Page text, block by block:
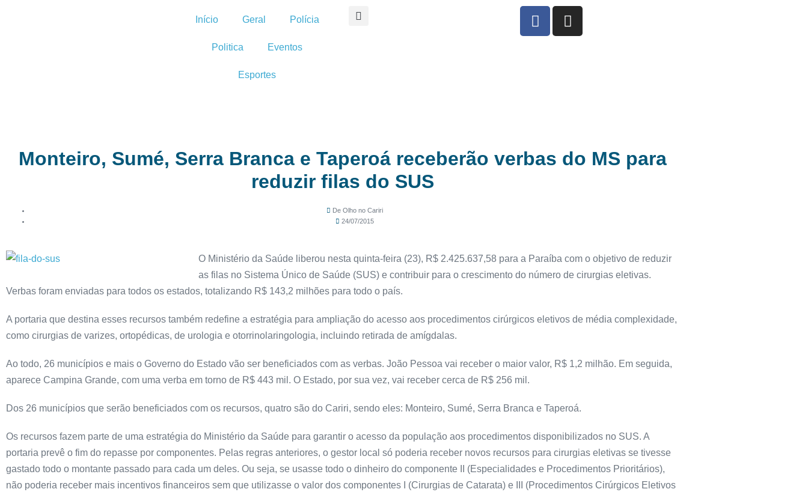
Início Geral Polícia
Politica Eventos
Esportes
Monteiro, Sumé, Serra Branca e Taperoá receberão verbas do MS para
reduzir filas do SUS
De Olho no Cariri
24/07/2015
O Ministério da Saúde liberou nesta quinta-feira (23), R$ 2.425.637,58 para a Paraíba com o objetivo de reduzir
as filas no Sistema Único de Saúde (SUS) e contribuir para o crescimento do número de cirurgias eletivas.
Verbas foram enviadas para todos os estados, totalizando R$ 143,2 milhões para todo o país.
A portaria que destina esses recursos também redefine a estratégia para ampliação do acesso aos procedimentos cirúrgicos eletivos de média complexidade,
como cirurgias de varizes, ortopédicas, de urologia e otorrinolaringologia, incluindo retirada de amígdalas.
Ao todo, 26 municípios e mais o Governo do Estado vão ser beneficiados com as verbas. João Pessoa vai receber o maior valor, R$ 1,2 milhão. Em seguida,
aparece Campina Grande, com uma verba em torno de R$ 443 mil. O Estado, por sua vez, vai receber cerca de R$ 256 mil.
Dos 26 municípios que serão beneficiados com os recursos, quatro são do Cariri, sendo eles: Monteiro, Sumé, Serra Branca e Taperoá.
Os recursos fazem parte de uma estratégia do Ministério da Saúde para garantir o acesso da população aos procedimentos disponibilizados no SUS. A
portaria prevê o fim do repasse por componentes. Pelas regras anteriores, o gestor local só poderia receber novos recursos para cirurgias eletivas se tivesse
gastado todo o montante passado para cada um deles. Ou seja, se usasse todo o dinheiro do componente II (Especialidades e Procedimentos Prioritários),
não poderia receber mais incentivos financeiros sem que utilizasse o valor dos componentes I (Cirurgias de Catarata) e III (Procedimentos Cirúrgicos Eletivos